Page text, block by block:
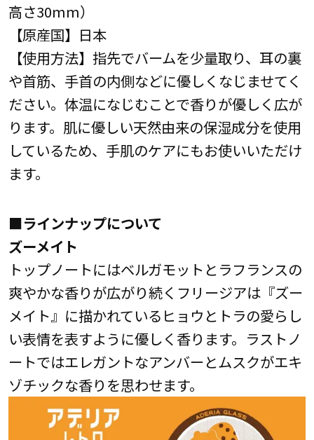
高さ30mm）
【原産国】日本
【使用方法】指先でバームを少量取り、耳の裏
や首筋、手首の内側などに優しくなじませてく
ださい。体温になじむことで香りが優しく広が
ります。肌に優しい天然由来の保湿成分を使用
しているため、手肌のケアにもお使いいただけ
ます。
■ラインナップについて
ズーメイト
トップノートにはベルガモットとラフランスの
爽やかな香りが広がり続くフリージアは『ズー
メイト』に描かれているヒョウとトラの愛らし
い表情を表すように優しく香ります。ラストノ
ートではエレガントなアンバーとムスクがエキ
ゾチックな香りを思わせます。